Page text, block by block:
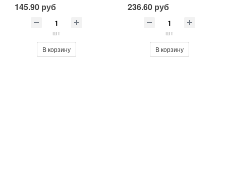
145.90 руб
шт
В корзину
cars.
236.60 руб
шт
В корзину